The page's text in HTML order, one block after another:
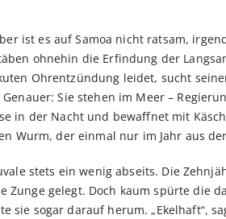
ist es auf Samoa nicht ratsam,
ohnehin die Erfindung der
Ohrentzündung leidet, sucht
Sie stehen im Meer –
in der Nacht und bewaffnet mit
Wurm, der einmal nur im Jahr aus
stets ein wenig abseits. Die
gelegt. Doch kaum spürte die
sie sogar darauf herum. „Ekelhaft“,